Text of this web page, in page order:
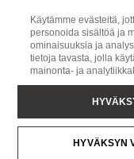
Seuraa meitä
LinkedIn
Metsä Forest
Metsä Tissue
Käytämme evästeitä,
personoida sisältöä ja
ominaisuuksia ja
tietoja tavasta, jolla
mainonta- ja
HYVÄKSYN